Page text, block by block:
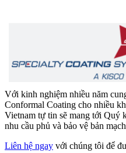
Với kinh nghiệm nhiều năm
Conformal Coating cho nhiều
Vietnam tự tin sẽ mang tới Quý
nhu cầu phủ và bảo vệ bản
Liên hệ ngay với chúng tôi để